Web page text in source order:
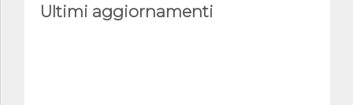
Ultimi aggiornamenti